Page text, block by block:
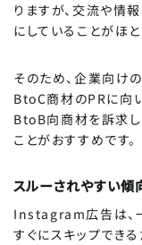
りますが、交流や情
にしていることがほと
そのため、企業向け
BtoC商材のPRに向い
BtoB向商材を訴求
ことがおすすめです。
スルーされやすい傾
Instagram広告は、
すぐにスキップでき